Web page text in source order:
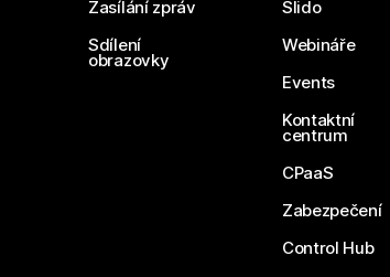
Zasílání zpráv
Sdílení
obrazovky
Slido
Webináře
Events
Kontaktní
centrum
CPaaS
Zabezpečení
Control Hub